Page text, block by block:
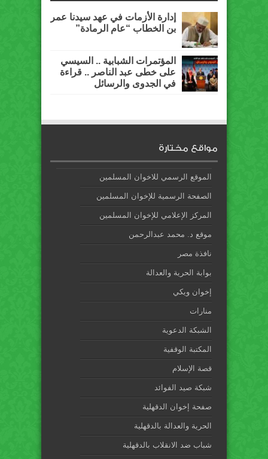
إدارة الأزمات في عهد سيدنا عمر
بن الخطاب “عام الرمادة”
المؤتمرات الشبابية .. السيسي
على خطى عبد الناصر .. قراءة
في الجدوى والرسائل
مواقع مختارة
الموقع الرسمي للاخوان المسلمين
الصفحة الرسمية للإخوان المسلمين
المركز الإعلامي للإخوان المسلمين
موقع د. محمد عبدالرحمن
نافذة مصر
بوابة الحرية والعدالة
إخوان ويكي
منارات
الشبكة الدعوية
المكتبة الوقفية
قصة الإسلام
شبكة صيد الفوائد
صفحة إخوان الدقهلية
الحرية والعدالة بالدقهلية
شباب ضد الانقلاب بالدقهلية